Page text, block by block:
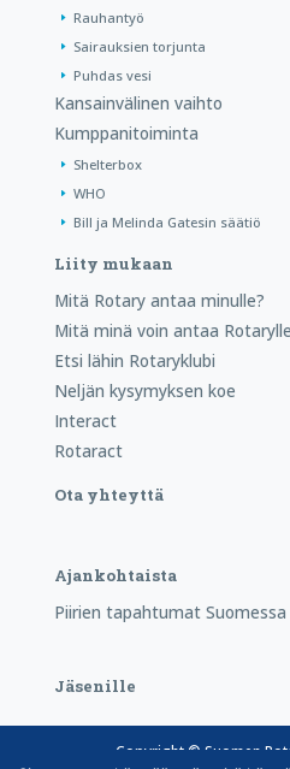
Rauhantyö
Sairauksien torjunta
Puhdas vesi
Kansainvälinen vaihto
Kumppanitoiminta
Shelterbox
WHO
Bill ja Melinda Gatesin säätiö
Liity mukaan
Mitä Rotary antaa minulle?
Mitä minä voin antaa
Etsi lähin Rotaryklubi
Neljän kysymyksen koe
Interact
Rotaract
Ota yhteyttä
Ajankohtaista
Piirien tapahtumat Suomessa
Jäsenille
Copyright © Suomen